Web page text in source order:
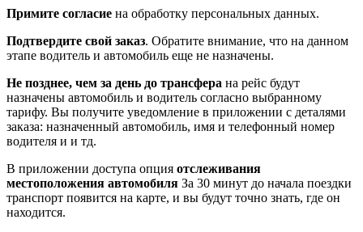
Примите согласие на обработку персональных данных.
Подтвердите свой заказ. Обратите внимание, что на данном
этапе водитель и автомобиль еще не назначены.
Не позднее, чем за день до трансфера на рейс будут
назначены автомобиль и водитель согласно выбранному
тарифу. Вы получите уведомление в приложении c деталями
заказа: назначенный автомобиль, имя и телефонный номер
водителя и и тд.
В приложении доступа опция отслеживания
местоположения автомобиля За 30 минут до начала поездки
транспорт появится на карте, и вы будут точно знать, где он
находится.